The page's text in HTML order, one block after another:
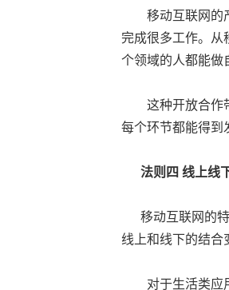
移动互联网的产
完成很多工作。
个领域的人都能做
这种开放合作带
每个环节都能得到
法则四线上线
移动互联网的特
线上和线下的结合
对于生活类应用